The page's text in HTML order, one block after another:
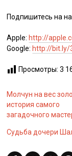
Подпишитесь на
Apple: http://
Google: http://bit.ly/
Просмотры: 3
Молчун на вес
история самого
загадочного
Судьба дочери